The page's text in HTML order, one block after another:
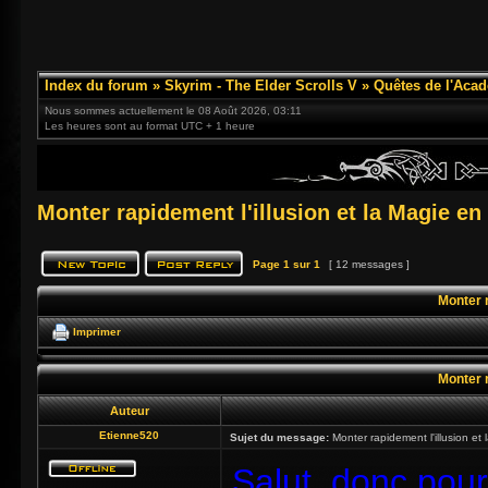
Index du forum » Skyrim - The Elder Scrolls V » Quêtes de
Nous sommes actuellement le 08 Août 2026, 03:11
Les heures sont au format UTC + 1 heure
Monter rapidement l'illusion et la Magie en
Page 1 sur 1 [ 12 messages ]
Monter
Imprimer
Monter
Auteur
Etienne520 Sujet du message: Monter rapidement l'illusion et